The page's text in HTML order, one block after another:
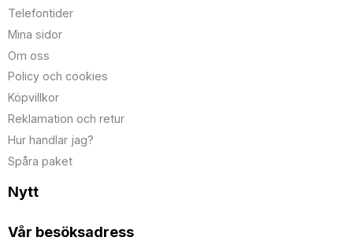
Telefontider
Mina sidor
Om oss
Policy och cookies
Köpvillkor
Reklamation och retur
Hur handlar jag?
Spåra paket
Nytt
Vår besöksadress